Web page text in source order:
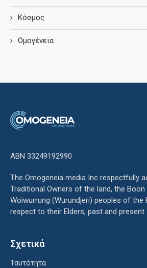
Κόσμος
Ομογένεια
ΑΒΝ 33249192990
The Omogeneia media Inc respectfully
Traditional Owners of the land, the Boon
Woiwurrung (Wurundjeri) peoples of the
respect to their Elders, past and present
Σχετικά
Ταυτότητα